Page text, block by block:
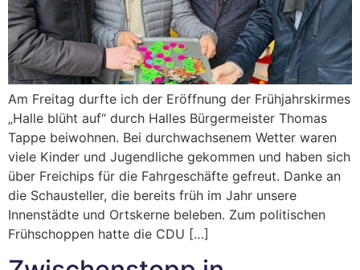
Am Freitag durfte ich der Eröffnung der Frühjahrskirmes
„Halle blüht auf“ durch Halles Bürgermeister Thomas
Tappe beiwohnen. Bei durchwachsenem Wetter waren
viele Kinder und Jugendliche gekommen und haben sich
über Freichips für die Fahrgeschäfte gefreut. Danke an
die Schausteller, die bereits früh im Jahr unsere
Innenstädte und Ortskerne beleben. Zum politischen
Frühschoppen hatte die CDU […]